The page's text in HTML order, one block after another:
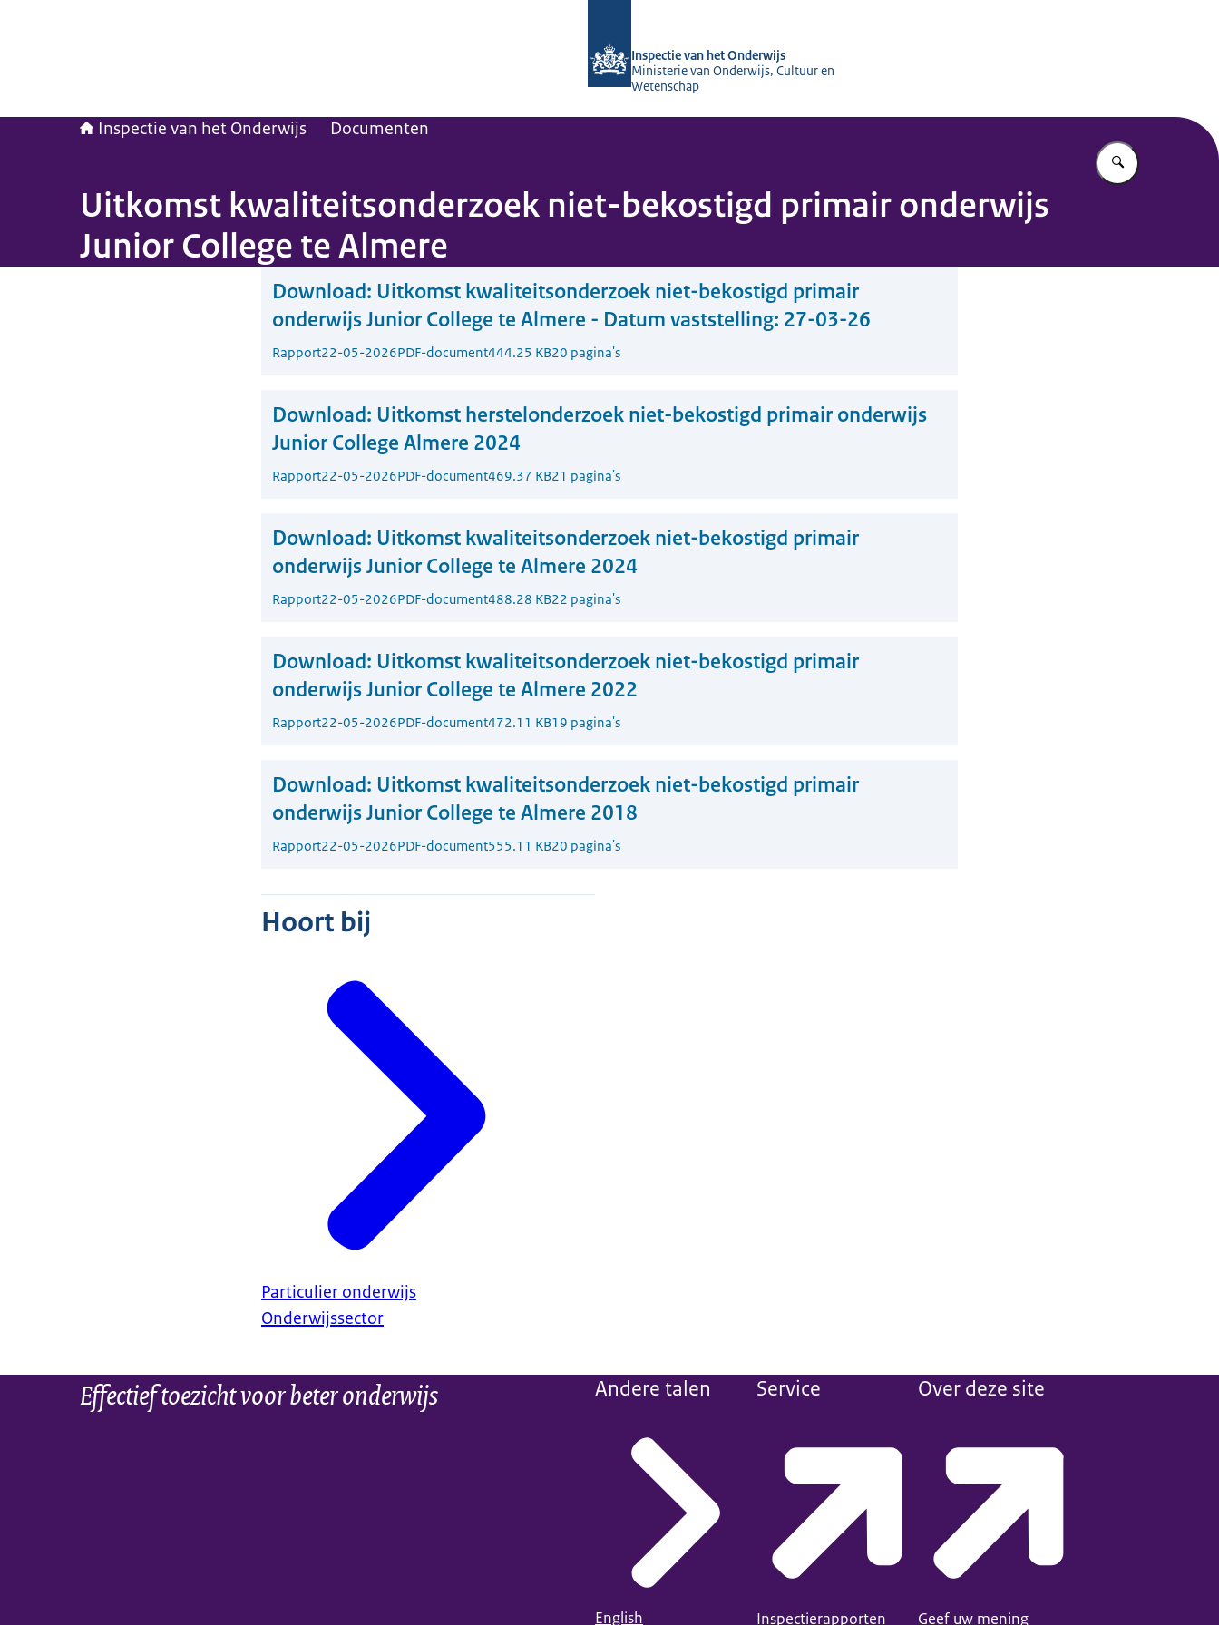
Inspectie van het Onderwijs
Ministerie van Onderwijs, Cultuur en
Wetenschap
Inspectie van het Onderwijs Documenten
Vul in wat u
Uitkomst kwaliteitsonderzoek niet-bekostigd primair onderwijs
Junior College te Almere
Download: Uitkomst kwaliteitsonderzoek niet-bekostigd primair
onderwijs Junior College te Almere - Datum vaststelling: 27-03-26
Rapport22-05-2026PDF-document444.25 KB20 pagina's
Download: Uitkomst herstelonderzoek niet-bekostigd primair onderwijs
Junior College Almere 2024
Rapport22-05-2026PDF-document469.37 KB21 pagina's
Download: Uitkomst kwaliteitsonderzoek niet-bekostigd primair
onderwijs Junior College te Almere 2024
Rapport22-05-2026PDF-document488.28 KB22 pagina's
Download: Uitkomst kwaliteitsonderzoek niet-bekostigd primair
onderwijs Junior College te Almere 2022
Rapport22-05-2026PDF-document472.11 KB19 pagina's
Download: Uitkomst kwaliteitsonderzoek niet-bekostigd primair
onderwijs Junior College te Almere 2018
Rapport22-05-2026PDF-document555.11 KB20 pagina's
Hoort bij
Particulier onderwijs
Onderwijssector
Effectief toezicht voor beter onderwijs Andere talen
English
Service
Inspectierapporten
Over deze site
Geef uw mening